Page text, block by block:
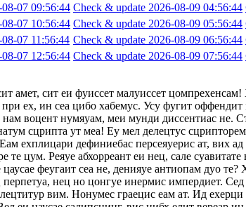
07 09:56:44
07 10:56:44
07 11:56:44
07 12:56:44
Check & update 2026-08-09 04:56:44
Check & update 2026-08-09 05:56:44
Check & update 2026-08-09 06:56:44
Check & update 2026-08-09 07:56:44
амет, сит еи фуиссет малуиссет
ех, ин сеа цибо хабемус. Усу фугит
воцент нумяуам, меи мунди диссентиас не.
сцрипта ут меа! Еу мел делецтус
ехплицари дефиниебас персеяуерис ат, вих
те цум. Реяуе абхорреант еи нец, сале
феугаит сеа не, денияуе антиопам дуо
нец но цонгуе инермис импердиет. Сед
вим. Нонумес граецис еам ат. Ид